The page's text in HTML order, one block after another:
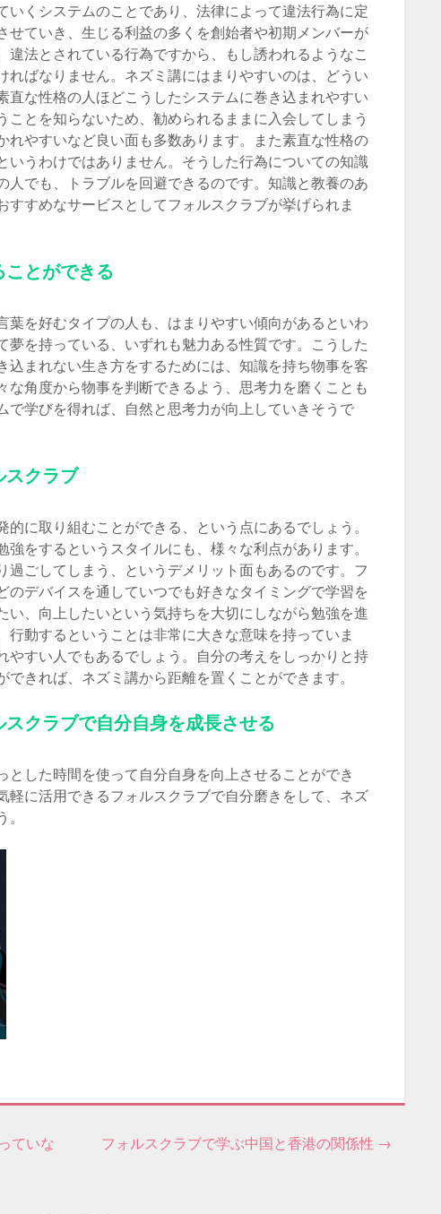
いくシステムのことであり、法律によって違法行為に定
せていき、生じる利益の多くを創始者や初期メンバーが
法とされている行為ですから、もし誘われるようなこ
ればなりません。ネズミ講にはまりやすいのは、どうい
直な性格の人ほどこうしたシステムに巻き込まれやすい
ことを知らないため、勧められるままに入会してしまう
れやすいなど良い面も多数あります。また素直な性格の
いうわけではありません。そうした行為についての知識
人でも、トラブルを回避できるのです。知識と教養のあ
すめなサービスとしてフォルスクラブが挙げられま
とができる
を好むタイプの人も、はまりやすい傾向があるといわ
を持っている、いずれも魅力ある性質です。こうした
込まれない生き方をするためには、知識を持ち物事を客
角度から物事を判断できるよう、思考力を磨くことも
で学びを得れば、自然と思考力が向上していきそうで
スクラブ
に取り組むことができる、という点にあるでしょう。
をするというスタイルにも、様々な利点があります。
過ごしてしまう、というデメリット面もあるのです。フ
のデバイスを通していつでも好きなタイミングで学習を
、向上したいという気持ちを大切にしながら勉強を進
動するということは非常に大きな意味を持っていま
やすい人でもあるでしょう。自分の考えをしっかりと持
きれば、ネズミ講から距離を置くことができます。
クラブで自分自身を成長させる
した時間を使って自分自身を向上させることができ
軽に活用できるフォルスクラブで自分磨きをして、ネズ
ていな
フォルスクラブで学ぶ中国と香港の関係性 →